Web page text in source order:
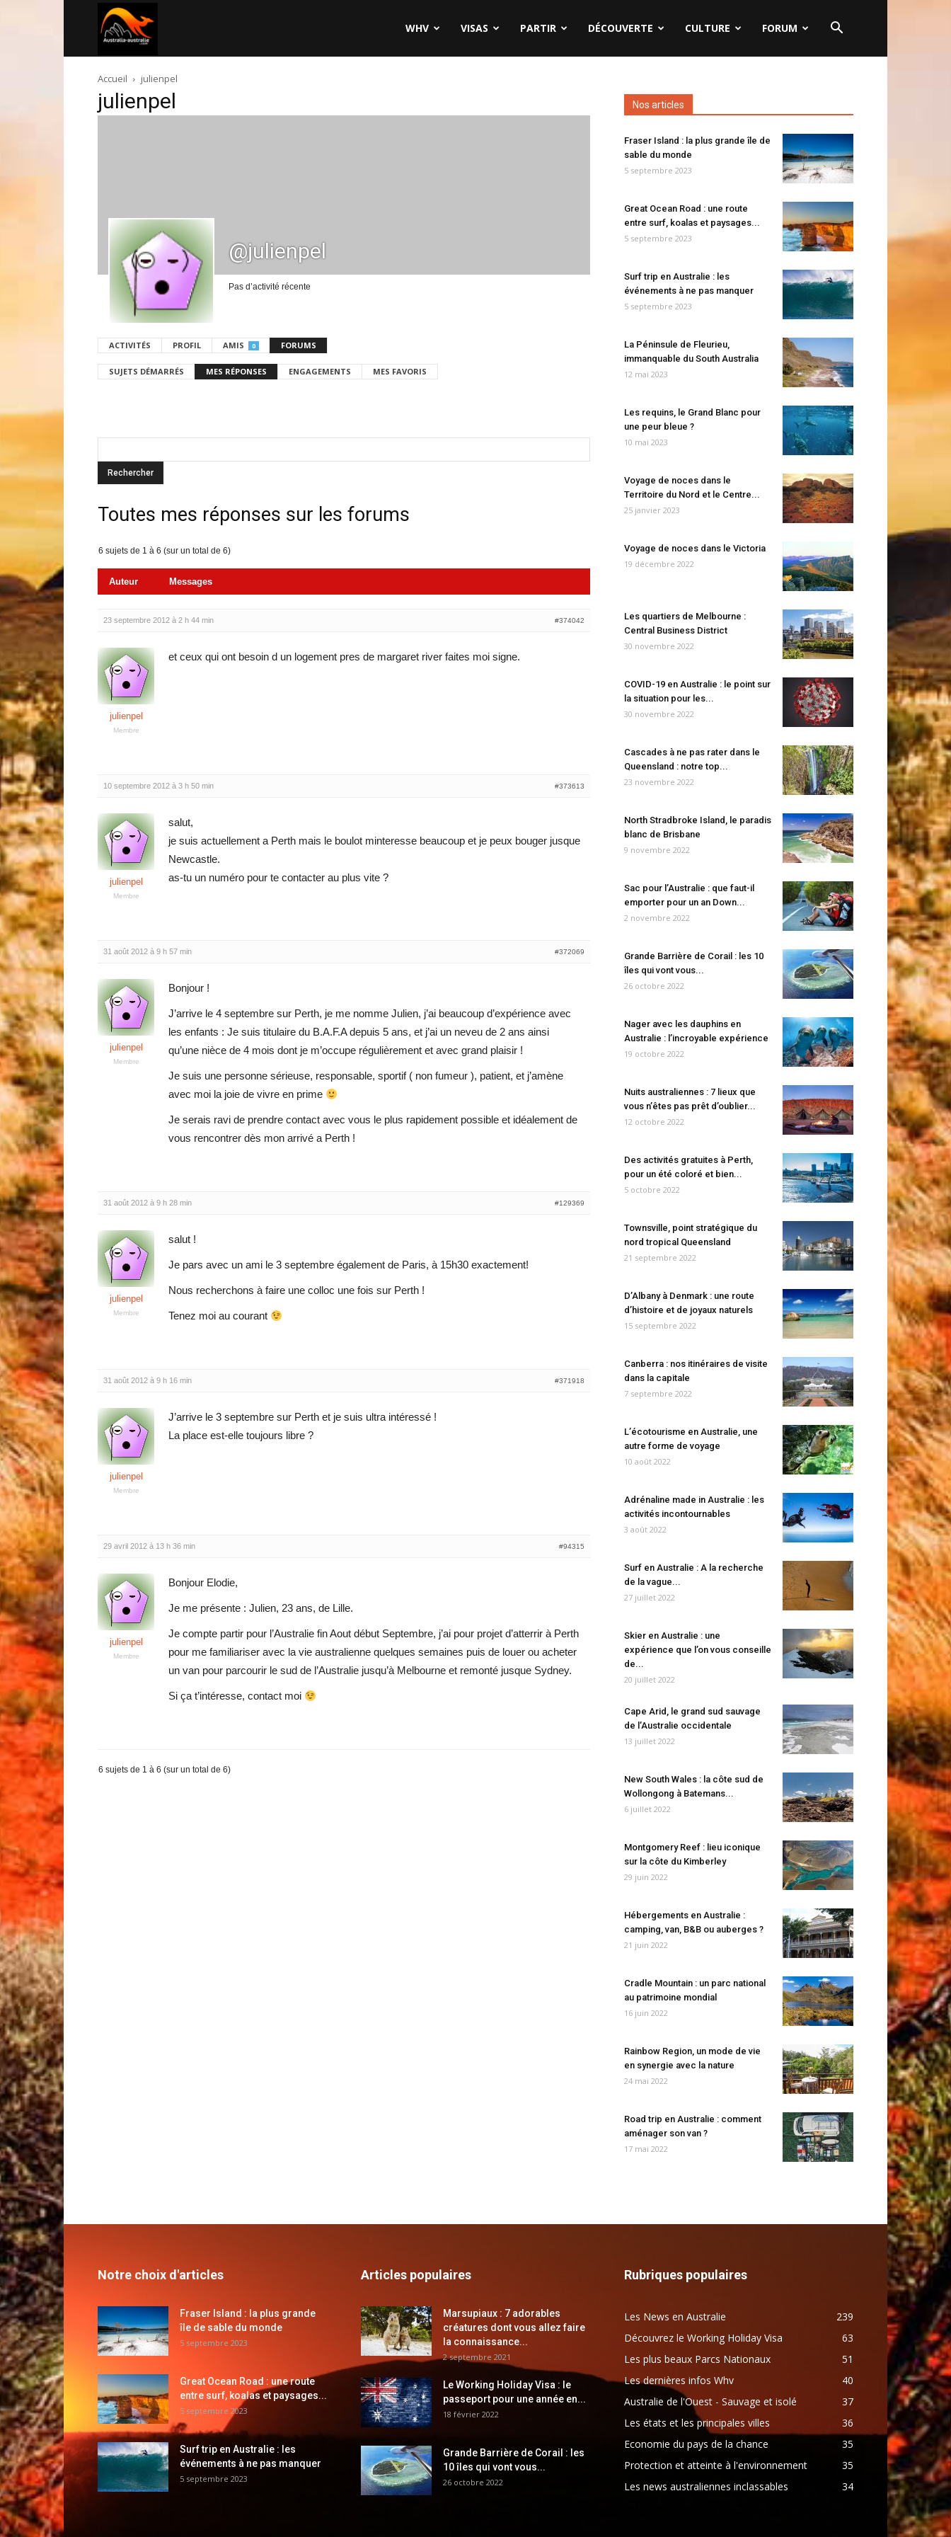
australie.com
WHV VISAS PARTIR DÉCOUVERTE CULTURE FORUM
Accueil julienpel
julienpel
@julienpel
Pas d’activité récente
ACTIVITÉS PROFIL AMIS 0 FORUMS
SUJETS DÉMARRÉS MES RÉPONSES ENGAGEMENTS MES FAVORIS
Toutes mes réponses sur les forums
6 sujets de 1 à 6 (sur un total de 6)
Auteur Messages
23 septembre 2012 à 2 h 44 min #374042
julienpel
Membre
et ceux qui ont besoin d un logement pres de margaret river faites moi signe.
10 septembre 2012 à 3 h 50 min #373613
julienpel
Membre
salut,
je suis actuellement a Perth mais le boulot minteresse beaucoup et je peux bouger jusque
Newcastle.
as-tu un numéro pour te contacter au plus vite ?
31 août 2012 à 9 h 57 min #372069
julienpel
Membre
Bonjour !
J’arrive le 4 septembre sur Perth, je me nomme Julien, j’ai beaucoup d’expérience avec
les enfants : Je suis titulaire du B.A.F.A depuis 5 ans, et j’ai un neveu de 2 ans ainsi
qu’une nièce de 4 mois dont je m’occupe régulièrement et avec grand plaisir !
Je suis une personne sérieuse, responsable, sportif ( non fumeur ), patient, et j’amène
avec moi la joie de vivre en prime
Je serais ravi de prendre contact avec vous le plus rapidement possible et idéalement de
vous rencontrer dès mon arrivé a Perth !
31 août 2012 à 9 h 28 min #129369
julienpel
Membre
salut !
Je pars avec un ami le 3 septembre également de Paris, à 15h30 exactement!
Nous recherchons à faire une colloc une fois sur Perth !
Tenez moi au courant
31 août 2012 à 9 h 16 min #371918
julienpel
Membre
J’arrive le 3 septembre sur Perth et je suis ultra intéressé !
La place est-elle toujours libre ?
29 avril 2012 à 13 h 36 min #94315
julienpel
Membre
Bonjour Elodie,
Je me présente : Julien, 23 ans, de Lille.
Je compte partir pour l’Australie fin Aout début Septembre, j’ai pour projet d’atterrir à Perth
pour me familiariser avec la vie australienne quelques semaines puis de louer ou acheter
un van pour parcourir le sud de l’Australie jusqu’à Melbourne et remonté jusque Sydney.
Si ça t’intéresse, contact moi
6 sujets de 1 à 6 (sur un total de 6)
Nos articles
Fraser Island : la plus grande île de
sable du monde
5 septembre 2023
Great Ocean Road : une route
entre surf, koalas et paysages...
5 septembre 2023
Surf trip en Australie : les
événements à ne pas manquer
5 septembre 2023
La Péninsule de Fleurieu,
immanquable du South Australia
12 mai 2023
Les requins, le Grand Blanc pour
une peur bleue ?
10 mai 2023
Voyage de noces dans le
Territoire du Nord et le Centre...
25 janvier 2023
Voyage de noces dans le Victoria
19 décembre 2022
Les quartiers de Melbourne :
Central Business District
30 novembre 2022
COVID-19 en Australie : le point sur
la situation pour les...
30 novembre 2022
Cascades à ne pas rater dans le
Queensland : notre top...
23 novembre 2022
North Stradbroke Island, le paradis
blanc de Brisbane
9 novembre 2022
Sac pour l’Australie : que faut-il
emporter pour un an Down...
2 novembre 2022
Grande Barrière de Corail : les 10
îles qui vont vous...
26 octobre 2022
Nager avec les dauphins en
Australie : l’incroyable expérience
19 octobre 2022
Nuits australiennes : 7 lieux que
vous n’êtes pas prêt d’oublier...
12 octobre 2022
Des activités gratuites à Perth,
pour un été coloré et bien...
5 octobre 2022
Townsville, point stratégique du
nord tropical Queensland
21 septembre 2022
D’Albany à Denmark : une route
d’histoire et de joyaux naturels
15 septembre 2022
Canberra : nos itinéraires de visite
dans la capitale
7 septembre 2022
L’écotourisme en Australie, une
autre forme de voyage
10 août 2022
Adrénaline made in Australie : les
activités incontournables
3 août 2022
Surf en Australie : A la recherche
de la vague...
27 juillet 2022
Skier en Australie : une
expérience que l’on vous conseille
de...
20 juillet 2022
Cape Arid, le grand sud sauvage
de l’Australie occidentale
13 juillet 2022
New South Wales : la côte sud de
Wollongong à Batemans...
6 juillet 2022
Montgomery Reef : lieu iconique
sur la côte du Kimberley
29 juin 2022
Hébergements en Australie :
camping, van, B&B ou auberges ?
21 juin 2022
Cradle Mountain : un parc national
au patrimoine mondial
16 juin 2022
Rainbow Region, un mode de vie
en synergie avec la nature
24 mai 2022
Road trip en Australie : comment
aménager son van ?
17 mai 2022
Notre choix d'articles
Fraser Island : la plus grande
île de sable du monde
5 septembre 2023
Great Ocean Road : une route
entre surf, koalas et paysages...
5 septembre 2023
Surf trip en Australie : les
événements à ne pas manquer
5 septembre 2023
Articles populaires
Marsupiaux : 7 adorables
créatures dont vous allez faire
la connaissance...
2 septembre 2021
Le Working Holiday Visa : le
passeport pour une année en...
18 février 2022
Grande Barrière de Corail : les
10 îles qui vont vous...
26 octobre 2022
Rubriques populaires
Les News en Australie
239
Découvrez le Working Holiday Visa
63
Les plus beaux Parcs Nationaux
51
Les dernières infos Whv
40
Australie de l'Ouest - Sauvage et isolé
37
Les états et les principales villes
36
Economie du pays de la chance
35
Protection et atteinte à l'environnement
35
Les news australiennes inclassables
34